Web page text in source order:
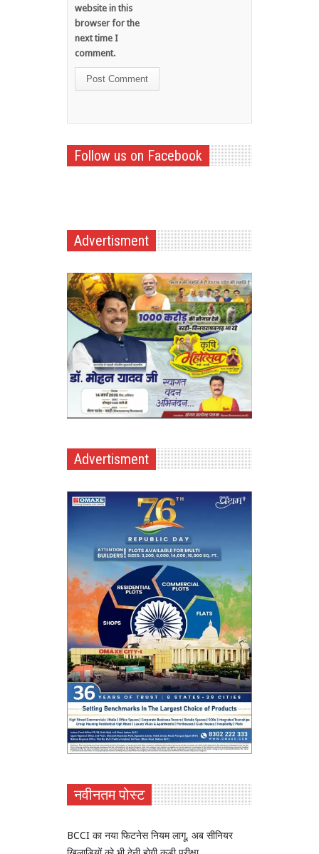
website in this
browser for the
next time I
comment.
Follow us on Facebook
Advertisment
Advertisment
नवीनतम पोस्ट
BCCI का नया फिटनेस नियम लागू, अब सीनियर